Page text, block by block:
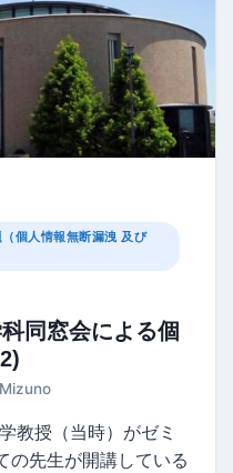
個人情報無断漏洩 及び
同窓会による個
教授（当時）がゼミ
の先生が開講している